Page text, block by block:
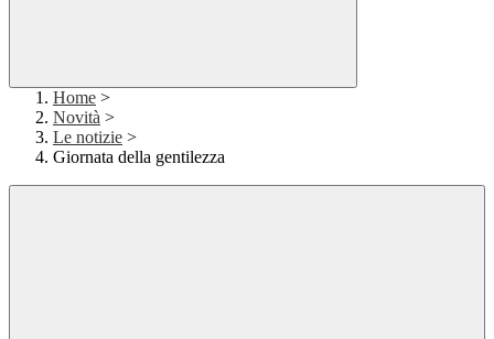
Home >
Novità >
Le notizie >
Giornata della gentilezza